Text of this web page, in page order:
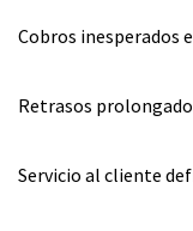
Cobros inesperados
Retrasos
Servicio al cliente